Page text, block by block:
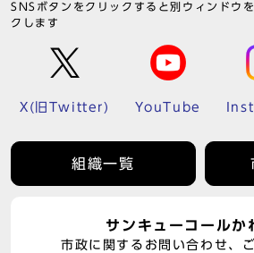
SNSボタンをクリックすると別ウィンドウ
クします
X(旧Twitter) YouTube
組織一覧
サンキューコールか
市政に関するお問い合わせ、